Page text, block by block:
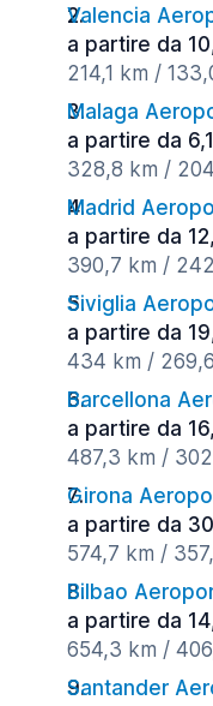
Valencia
a partire da
214,1 km /
Malaga
a partire da
328,8 km /
Madrid
a partire da
390,7 km /
Siviglia
a partire da
434 km /
Barcellona
a partire da
487,3 km /
Girona
a partire da
574,7 km /
Bilbao
a partire da
654,3 km /
Santander